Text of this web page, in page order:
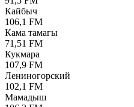
Кайбыч
106,1 FM
Кама тамагы
71,51 FM
Кукмара
107,9 FM
Лениногорский
102,1 FM
Мамадыш